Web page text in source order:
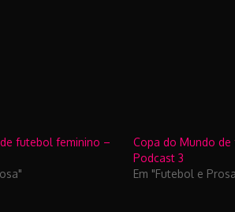
futebol feminino –
Copa do Mundo
Podcast 3
Em "Futebol e